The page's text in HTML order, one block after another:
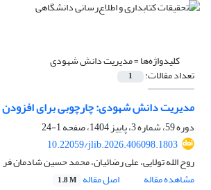
کلیدواژه‌ها =مدیریت دانش شهودی
تعداد مقالات: 1
مدیریت دانش شهودی: چارچوبی برای
دوره 59، شماره 3، پاییز 1404، صفحه
1-24
10.22059/jlib.2026.406098.1803
روح الله تولایی، علی رضائیان، محمد حسین شادمان فر
مشاهده مقاله
اصل مقاله 1.8 M